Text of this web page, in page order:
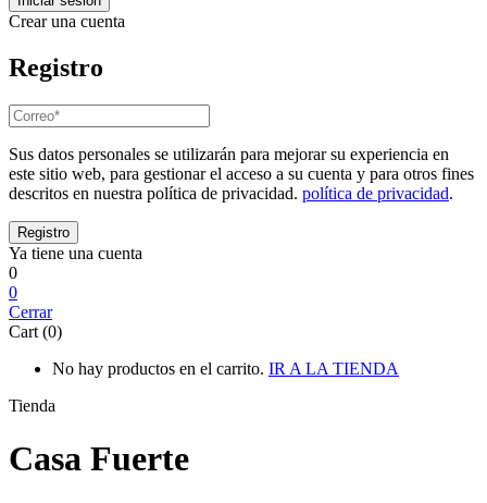
Crear una cuenta
Registro
Sus datos personales se utilizarán para mejorar su experiencia en
este sitio web, para gestionar el acceso a su cuenta y para otros fines
descritos en nuestra política de privacidad. política de privacidad.
Ya tiene una cuenta
0
0
Cerrar
Cart (0)
No hay productos en el carrito. IR A LA TIENDA
Tienda
Casa Fuerte